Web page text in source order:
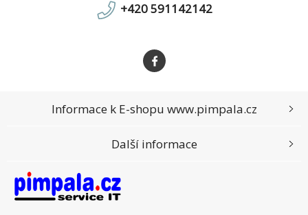
+420 591142142
Informace k E-shopu www.pimpala.cz
Další informace